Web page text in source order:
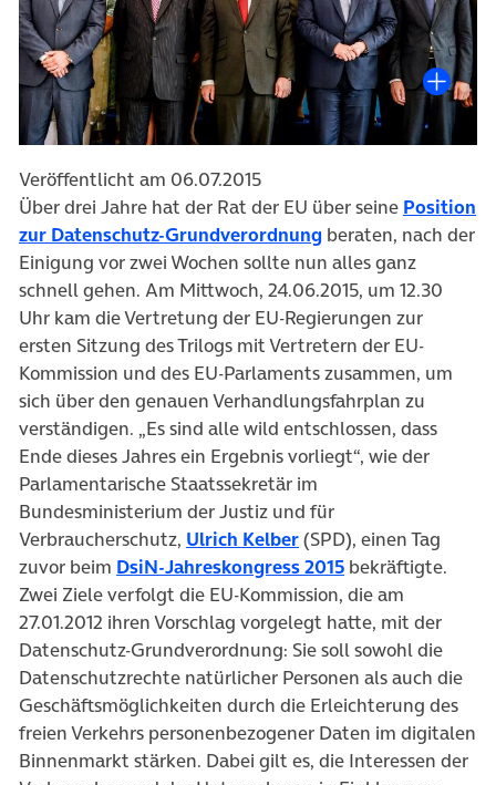
Veröffentlicht am 06.07.2015
Über drei Jahre hat der Rat der EU über seine Position
zur Datenschutz-Grundverordnung(öffnet in neuem
beraten, nach der
Einigung vor zwei Wochen sollte nun alles ganz
schnell gehen. Am Mittwoch, 24.06.2015, um 12.30
Uhr kam die Vertretung der EU-Regierungen zur
ersten Sitzung des Trilogs mit Vertretern der EU-
Kommission und des EU-Parlaments zusammen, um
sich über den genauen Verhandlungsfahrplan zu
verständigen. „Es sind alle wild entschlossen, dass
Ende dieses Jahres ein Ergebnis vorliegt“, wie der
Parlamentarische Staatssekretär im
Bundesministerium der Justiz und für
Verbraucherschutz, Ulrich Kelber(öffnet in neuem Tab)
(SPD), einen Tag
zuvor beim DsiN-Jahreskongress 2015(öffnet in neuem
bekräftigte.
Zwei Ziele verfolgt die EU-Kommission, die am
27.01.2012 ihren Vorschlag vorgelegt hatte, mit der
Datenschutz-Grundverordnung: Sie soll sowohl die
Datenschutzrechte natürlicher Personen als auch die
Geschäftsmöglichkeiten durch die Erleichterung des
freien Verkehrs personenbezogener Daten im digitalen
Binnenmarkt stärken. Dabei gilt es, die Interessen der